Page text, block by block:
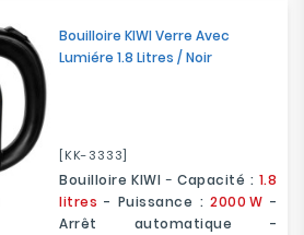
Bouilloire KIWI Verre Avec
Lumiére 1.8 Litres / Noir
[KK-3333]
Bouilloire KIWI -Capacité : 1.8
litres - Puissance :2000 W -
Arrêt automatique -